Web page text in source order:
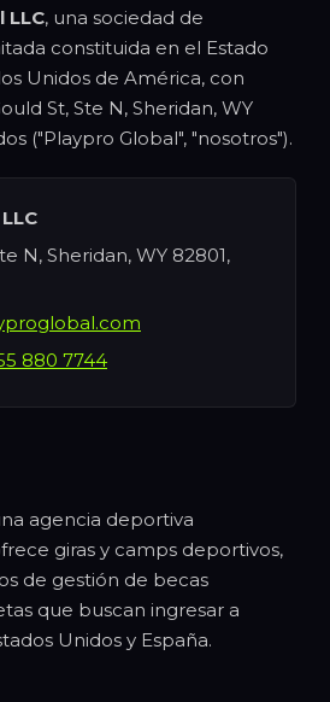
LLC, una sociedad de
constituida en el Estado
Unidos de América, con
St, Ste N, Sheridan, WY
("Playpro Global", "nosotros").
N, Sheridan, WY 82801,
880 7744
agencia deportiva
giras y camps deportivos,
de gestión de becas
que buscan ingresar a
Unidos y España.